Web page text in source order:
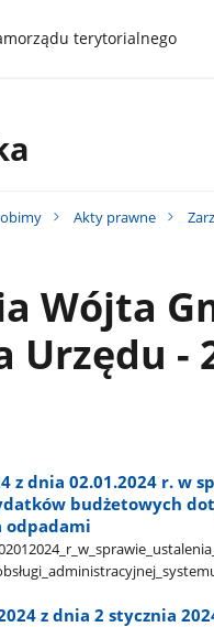
terytorialnego
Akty prawne
Wójta
Urzędu -
z dnia 02.01.2024 r. w
budżetowych
odpadami
z dnia 2 stycznia